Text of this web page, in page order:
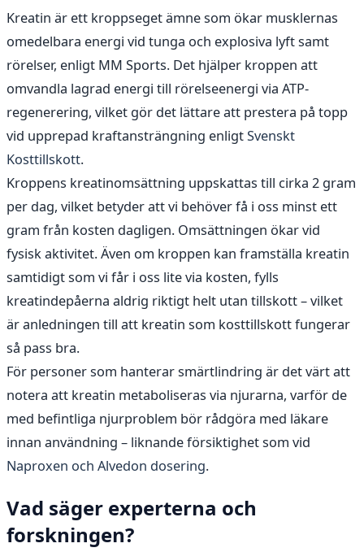
Kreatin är ett kroppseget ämne som ökar musklernas
omedelbara energi vid tunga och explosiva lyft samt
rörelser, enligt MM Sports. Det hjälper kroppen att
omvandla lagrad energi till rörelseenergi via ATP-
regenerering, vilket gör det lättare att prestera på topp
vid upprepad kraftansträngning enligtSvenskt
Kosttillskott.
Kroppens kreatinomsättning uppskattas till cirka 2 gram
per dag, vilket betyder att vi behöver få i oss minst ett
gram från kosten dagligen. Omsättningen ökar vid
fysisk aktivitet. Även om kroppen kan framställa kreatin
samtidigt som vi får i oss lite via kosten, fylls
kreatindepåerna aldrig riktigt helt utan tillskott – vilket
är anledningen till att kreatin som kosttillskott fungerar
så pass bra.
För personer som hanterar smärtlindring är det värt att
notera att kreatin metaboliseras via njurarna, varför de
med befintliga njurproblem bör rådgöra med läkare
innan användning – liknande försiktighet som vid
Naproxen och Alvedon dosering.
Vad säger experterna och
forskningen?